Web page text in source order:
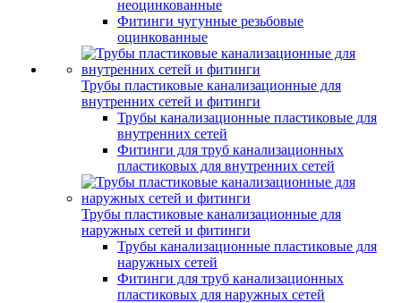
неоцинкованные
Фитинги чугунные резьбовые
оцинкованные
Трубы пластиковые канализационные для
внутренних сетей и фитинги
Трубы канализационные пластиковые для
внутренних сетей
Фитинги для труб канализационных
пластиковых для внутренних сетей
Трубы пластиковые канализационные для
наружных сетей и фитинги
Трубы канализационные пластиковые для
наружных сетей
Фитинги для труб канализационных
пластиковых для наружных сетей